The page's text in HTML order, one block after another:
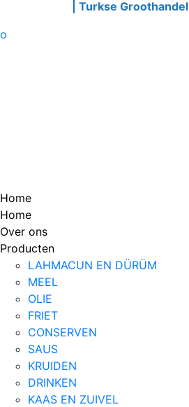
| Turkse Groothandel
Home
Home
Over ons
Producten
LAHMACUN EN DÜRÜM
MEEL
OLIE
FRIET
CONSERVEN
SAUS
KRUIDEN
DRINKEN
KAAS EN ZUIVEL